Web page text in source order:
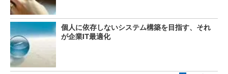
個人に依存しないシステム構築を目指す、それ
が企業IT最適化